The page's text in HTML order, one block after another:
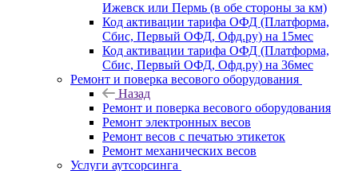
Ижевск или Пермь (в обе стороны за км)
Код активации тарифа ОФД (Платформа,
Сбис, Первый ОФД, Офд.ру) на 15мес
Код активации тарифа ОФД (Платформа,
Сбис, Первый ОФД, Офд.ру) на 36мес
Ремонт и поверка весового оборудования
Назад
Ремонт и поверка весового оборудования
Ремонт электронных весов
Ремонт весов с печатью этикеток
Ремонт механических весов
Услуги аутсорсинга